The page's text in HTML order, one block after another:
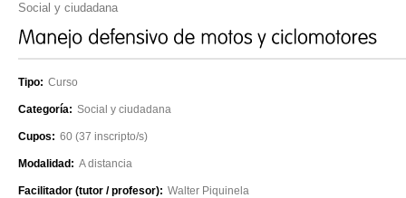
Social y ciudadana
Tipo: Curso
Categoría: Social y ciudadana
Cupos: 60 (37 inscripto/s)
Modalidad: A distancia
Facilitador (tutor / profesor): Walter Piquinela